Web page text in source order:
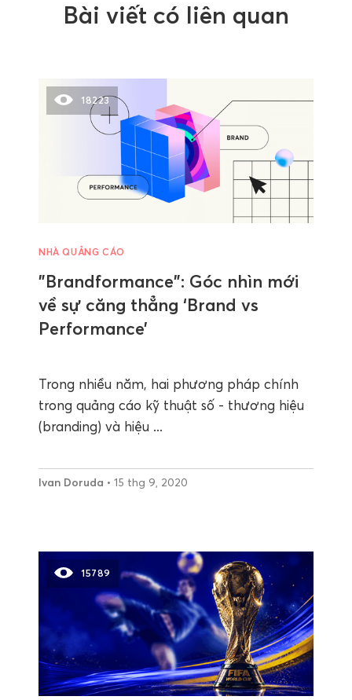
Bài viết có liên quan
18223
NHÀ QUẢNG CÁO
"Brandformance": Góc nhìn mới
về sự căng thẳng ‘Brand vs
Performance’
Trong nhiều năm, hai phương pháp chính
trong quảng cáo kỹ thuật số - thương hiệu
(branding) và hiệu ...
Ivan Doruda • 15 thg 9, 2020
15789